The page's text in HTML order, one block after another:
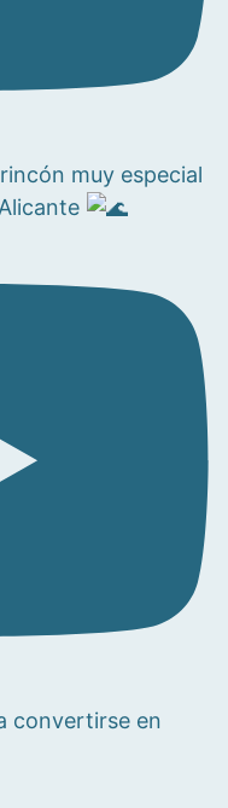
rincón muy especial
convertirse en